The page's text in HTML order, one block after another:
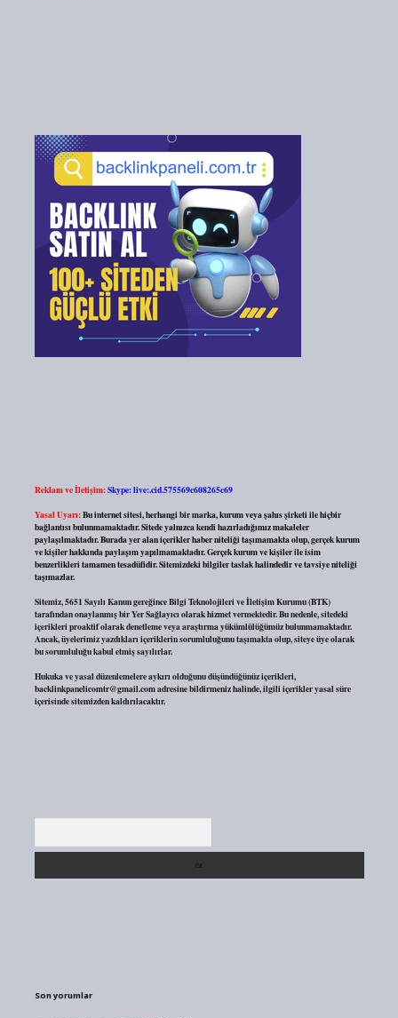
Reklam ve İletişim:Skype: live:.cid.575569c608265c69
Yasal Uyarı:Bu internet sitesi, herhangi bir marka, kurum veya şahıs şirketi ile hiçbir
bağlantısı bulunmamaktadır. Sitede yalnızca kendi hazırladığımız makaleler
paylaşılmaktadır. Burada yer alan içerikler haber niteliği taşımamakta olup, gerçek kurum
ve kişiler hakkında paylaşım yapılmamaktadır. Gerçek kurum ve kişiler ile isim
benzerlikleri tamamen tesadüfidir. Sitemizdeki bilgiler taslak halindedir ve tavsiye niteliği
taşımazlar.
Sitemiz, 5651 Sayılı Kanun gereğince Bilgi Teknolojileri ve İletişim Kurumu (BTK)
tarafından onaylanmış bir Yer Sağlayıcı olarak hizmet vermektedir. Bu nedenle, sitedeki
içerikleri proaktif olarak denetleme veya araştırma yükümlülüğümüz bulunmamaktadır.
Ancak, üyelerimiz yazdıkları içeriklerin sorumluluğunu taşımakta olup, siteye üye olarak
bu sorumluluğu kabul etmiş sayılırlar.
Hukuka ve yasal düzenlemelere aykırı olduğunu düşündüğünüz içerikleri,
backlinkpanelicomtr@gmail.comadresine bildirmeniz halinde, ilgili içerikler yasal süre
içerisinde sitemizden kaldırılacaktır.
Son yorumlar